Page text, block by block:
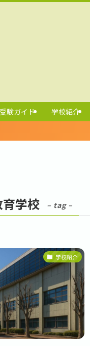
受験ガイド 学校紹介
学校 – tag –
学校紹介